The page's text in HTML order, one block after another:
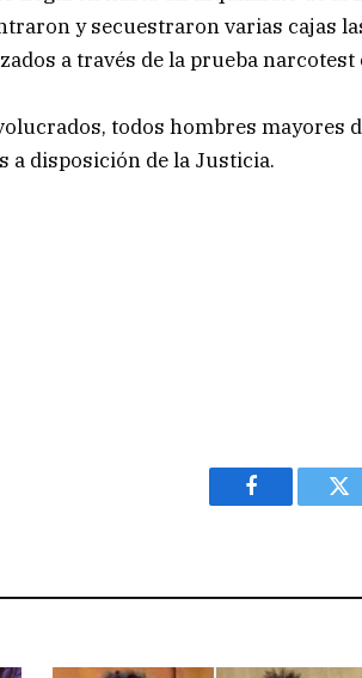
y secuestraron varias cajas
a través de la prueba
todos hombres mayores
a disposición de la Justicia.
Facebook